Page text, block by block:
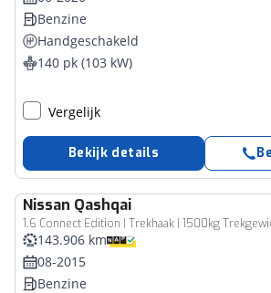
Benzine
Handgeschakeld
140 pk (103 kW)
Vergelijk
Bekijk details
Nissan Qashqai
143.906 km
08-2015
Benzine